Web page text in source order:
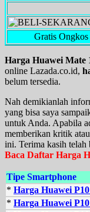
Gratis
Harga Huawei Mate
online Lazada.co.id,
belum tersedia.
Nah demikianlah
yang bisa saya
untuk Anda. Apabila
memberikan kritik
ini. Terima kasih telah
Baca Daftar Harga
Tipe Smartphone
* Harga Huawei
* Harga Huawei P10